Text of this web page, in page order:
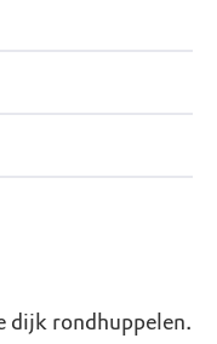
dijk rondhuppelen.